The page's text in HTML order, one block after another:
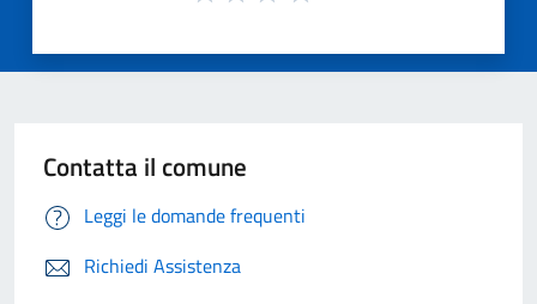
Contatta il comune
Leggi le domande frequenti
Richiedi Assistenza